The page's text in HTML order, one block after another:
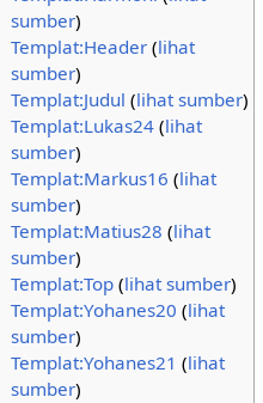
sumber)
Templat:Header (lihat
sumber)
Templat:Judul (lihat sumber)
Templat:Lukas24 (lihat
sumber)
Templat:Markus16 (lihat
sumber)
Templat:Matius28 (lihat
sumber)
Templat:Top (lihat sumber)
Templat:Yohanes20 (lihat
sumber)
Templat:Yohanes21 (lihat
sumber)